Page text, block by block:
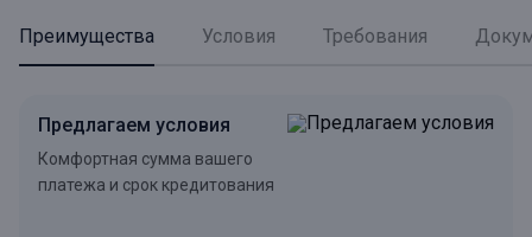
Преимущества Условия Требования
Предлагаем условия
Комфортная сумма вашего
платежа и срок кредитования